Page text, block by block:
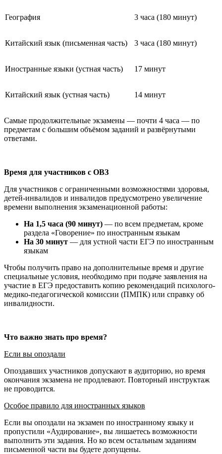
География 3 часа (180 минут)
Китайский язык (письменная часть) 3 часа (180 минут)
Иностранные языки (устная часть) 17 минут
Китайский язык (устная часть) 14 минут
Самые продолжительные экзамены — почти 4 часа — по
предметам с большим объёмом заданий и развёрнутыми
ответами.
Время для участников с ОВЗ
Для участников с ограниченными возможностями здоровья,
детей-инвалидов и инвалидов предусмотрено увеличение
времени выполнения экзаменационной работы:
На 1,5 часа (90 минут) — по всем предметам, кроме
раздела «Говорение» по иностранным языкам
На 30 минут — для устной части ЕГЭ по иностранным
языкам
Чтобы получить право на дополнительные время и другие
специальные условия, необходимо при подаче заявления на
участие в ЕГЭ предоставить копию рекомендаций психолого-
медико-педагогической комиссии (ПМПК) или справку об
инвалидности.
Что важно знать про время?
Если вы опоздали
Опоздавших участников допускают в аудиторию, но время
окончания экзамена не продлевают. Повторный инструктаж
не проводится.
Особое правило для иностранных языков
Если вы опоздали на экзамен по иностранному языку и
пропустили «Аудирование», вы лишаетесь возможности
выполнить эти задания. Но ко всем остальным заданиям
письменной части вы будете допущены.